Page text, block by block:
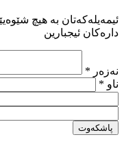
ئیمەیلەکەتان بە هیچ
دارەکان ئیجبارین
نەزەر *
ناو *
پاشکەوت